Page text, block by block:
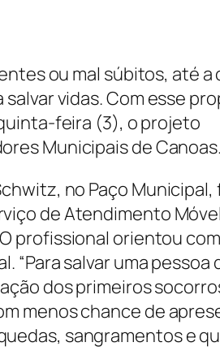
ou mal súbitos, até a
vidas. Com esse
feira (3), o projeto
Municipais de Canoas.
no Paço Municipal,
de Atendimento
profissional orientou
“Para salvar uma pessoa
dos primeiros
menos chance de
sangramentos e